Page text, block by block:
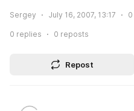
Sergey July 16, 2007, 13:17 0
0 replies 0 reposts
Repost